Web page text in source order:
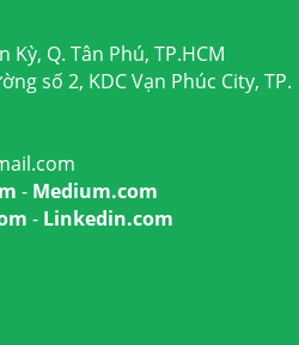
Kỳ, Q. Tân Phú, TP.HCM
số 2, KDC Vạn Phúc City, TP.
- Medium.com
- Linkedin.com